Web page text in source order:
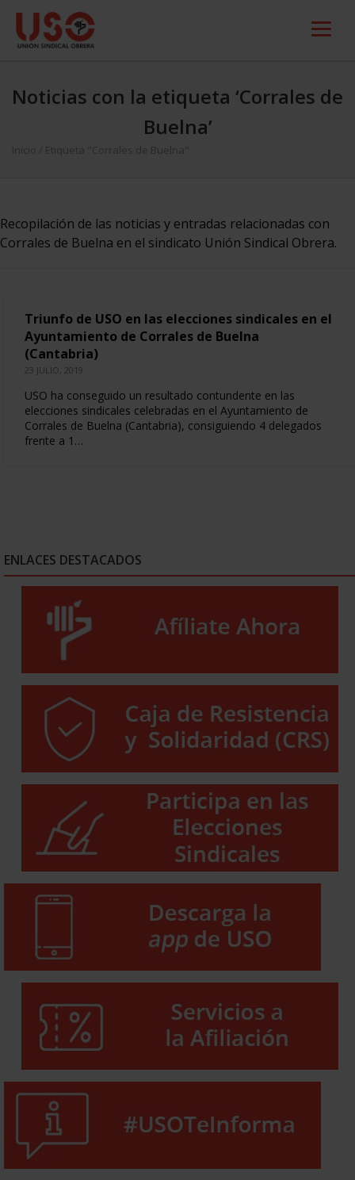
Noticias con la etiqueta ‘Corrales de
Buelna’
Inicio Etiqueta "Corrales de Buelna"
Recopilación de las noticias y entradas relacionadas con
Corrales de Buelna en el sindicato Unión Sindical Obrera.
Triunfo de USO en las elecciones sindicales en el
Ayuntamiento de Corrales de Buelna
(Cantabria)
23 JULIO, 2019
USO ha conseguido un resultado contundente en las
elecciones sindicales celebradas en el Ayuntamiento de
Corrales de Buelna (Cantabria), consiguiendo 4 delegados
frente a 1…
ENLACES DESTACADOS